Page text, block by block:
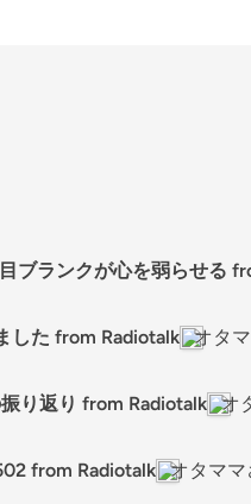
ブランクが心を弱らせる
した from Radiotalk オタ
り返り from Radiotalk オ
from Radiotalk オタママ